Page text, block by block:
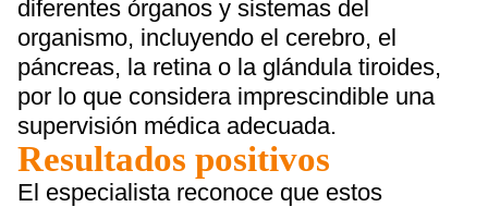
diferentes órganos y sistemas del
organismo, incluyendo el cerebro, el
páncreas, la retina o la glándula tiroides,
por lo que considera imprescindible una
supervisión médica adecuada.
Resultados positivos
El especialista reconoce que estos